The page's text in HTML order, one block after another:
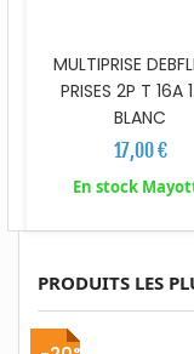
MULTIPRISE
PRISES 2P T 16A
BLANC
17,00 €
En stock
PRODUITS LES